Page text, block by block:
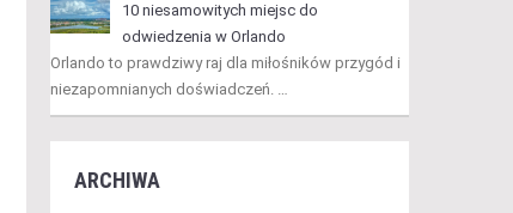
10 niesamowitych miejsc do
odwiedzenia w Orlando
Orlando to prawdziwy raj dla miłośników przygód i
niezapomnianych doświadczeń. …
ARCHIWA